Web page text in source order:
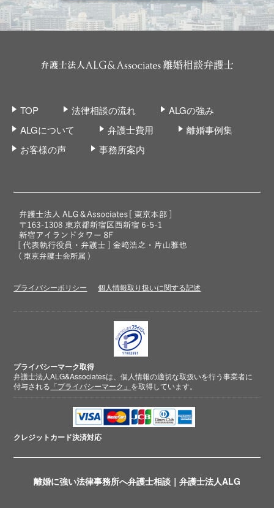
離婚に強い法律事務所へ弁護士相談｜弁護士法人ALG
TOP 法律相談の流れ
ALGの強み
ALGについて
弁護士費用
離婚事例集
お客様の声
事務所案内
プライバシーポリシー 個人情報取り扱いに関する記述
プライバシーマーク取得
弁護士法人ALG&Associatesは、個人情報の適切な取扱いを行う事業者に
付与される 「プライバシーマーク」 を取得しています。
クレジットカード決済対応